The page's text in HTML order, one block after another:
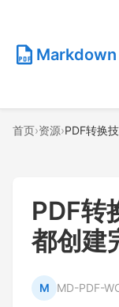
Markdown
首页›资源›PDF转换
PDF转
都创建
M MD-PDF-